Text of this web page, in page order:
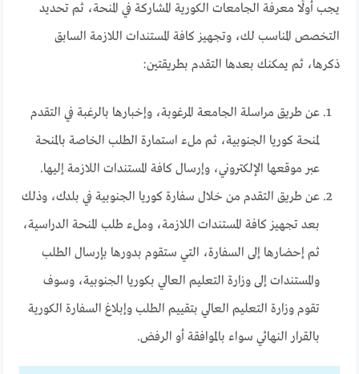
يجب أولًا معرفة الجامعات الكورية المشاركة في المنحة، ثم تحديد
التخصص المناسب لك، وتجهيز كافة المستندات اللازمة السابق
ذكرها، ثم يمكنك بعدها التقدم بطريقتين:
عن طريق مراسلة الجامعة المرغوبة، وإخبارها بالرغبة في التقدم
لمنحة كوريا الجنوبية، ثم ملء استمارة الطلب الخاصة بالمنحة
عبر موقعها الإلكتروني، وإرسال كافة المستندات اللازمة إليها.
عن طريق التقدم من خلال سفارة كوريا الجنوبية في بلدك، وذلك
بعد تجهيز كافة المستندات اللازمة، وملء طلب المنحة الدراسية،
ثم إحضارها إلى السفارة، التي ستقوم بدورها بإرسال الطلب
والمستندات إلى وزارة التعليم العالي بكوريا الجنوبية، وسوف
تقوم وزارة التعليم العالي بتقييم الطلب وإبلاغ السفارة الكورية
بالقرار النهائي سواء بالموافقة أو الرفض.